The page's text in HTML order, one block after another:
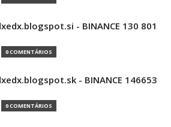
- BINANCE 130 801
0 COMENTÁRIOS
- BINANCE 146653
0 COMENTÁRIOS